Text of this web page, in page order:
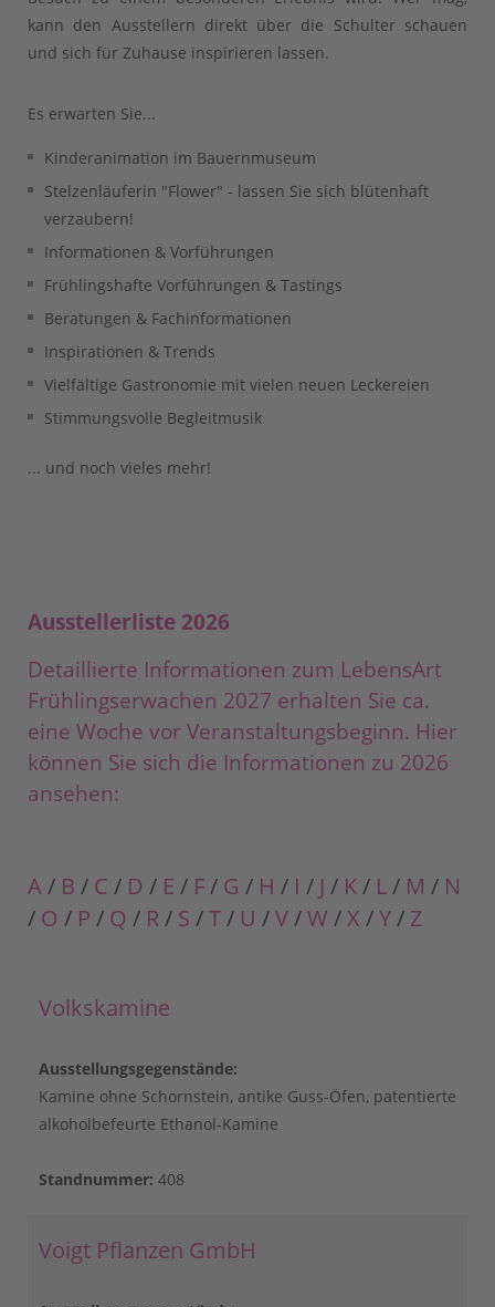
kann den Ausstellern direkt über die Schulter schauen
und sich für Zuhause inspirieren lassen.
Es erwarten Sie...
Kinderanimation im Bauernmuseum
Stelzenläuferin "Flower" - lassen Sie sich blütenhaft
verzaubern!
Informationen & Vorführungen
Frühlingshafte Vorführungen & Tastings
Beratungen & Fachinformationen
Inspirationen & Trends
Vielfältige Gastronomie mit vielen neuen Leckereien
Stimmungsvolle Begleitmusik
... und noch vieles mehr!
Ausstellerliste 2026
Detaillierte Informationen zum LebensArt
Frühlingserwachen 2027 erhalten Sie ca.
eine Woche vor Veranstaltungsbeginn. Hier
können Sie sich die Informationen zu 2026
ansehen:
A/ B / C / D / E / F/ G / H / I / J / K/ L/ M / N
/ O / P / Q / R/ S /T/ U /V/W /X /Y/ Z
Volkskamine
Ausstellungsgegenstände:
Kamine ohne Schornstein, antike Guss-Öfen, patentierte
alkoholbefeurte Ethanol-Kamine
Standnummer: 408
Voigt Pflanzen GmbH